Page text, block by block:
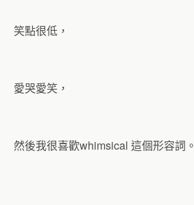
笑點很低，
愛哭愛笑，
然後我很喜歡whimsical 這個形容詞。